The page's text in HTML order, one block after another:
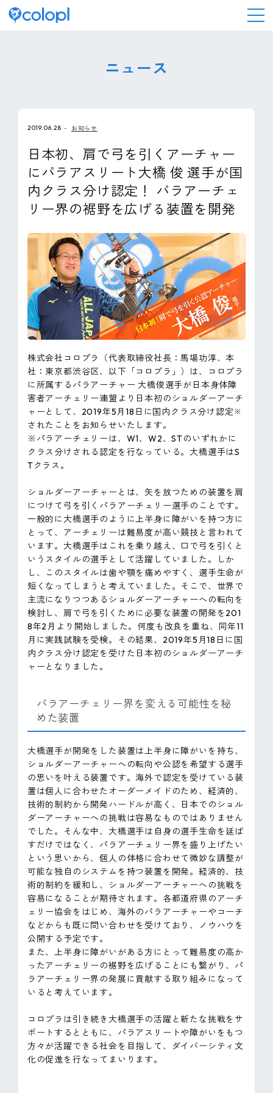
IR情報
採用情報
サステナビリティ
ピンマーク
EN
ニュース
2019.06.28 お知らせ
日本初、肩で弓を引くアーチャー
にパラアスリート大橋 俊 選手が国
内クラス分け認定！ パラアーチェ
リー界の裾野を広げる装置を開発
株式会社コロプラ（代表取締役社長：馬場功淳、本
社：東京都渋谷区、以下「コロプラ」）は、コロプラ
に所属するパラアーチャー 大橋俊選手が日本身体障
害者アーチェリー連盟より日本初のショルダーアーチ
ャーとして、2019年5月18日に国内クラス分け認定 ※
されたことをお知らせいたします。
※パラアーチェリーは、W1、W2、STのいずれかに
クラス分けされる認定を行なっている。大橋選手はS
Tクラス。
ショルダーアーチャーとは、矢を放つための装置を肩
につけて弓を引くパラアーチェリー選手のことです。
一般的に大橋選手のように上半身に障がいを持つ方に
とって、アーチェリーは難易度が高い競技と言われて
います。大橋選手はこれを乗り越え、口で弓を引くと
いうスタイルの選手として活躍していました。しか
し、このスタイルは歯や顎を痛めやすく、選手生命が
短くなってしまうと考えていました。そこで、世界で
主流になりつつあるショルダーアーチャーへの転向を
検討し、肩で弓を引くために必要な装置の開発を201
8年2月より開始しました。何度も改良を重ね、同年11
月に実践試験を受検。その結果、2019年5月18日に国
内クラス分け認定を受けた日本初のショルダーアーチ
ャーとなりました。
パラアーチェリー界を変える可能性を秘
めた装置
大橋選手が開発をした装置は上半身に障がいを持ち、
ショルダーアーチャーへの転向や公認を希望する選手
の思いを叶える装置です。海外で認定を受けている装
置は個人に合わせたオーダーメイドのため、経済的、
技術的制約から開発ハードルが高く、日本でのショル
ダーアーチャーへの挑戦は容易なものではありません
でした。そんな中、大橋選手は自身の選手生命を延ば
すだけではなく、パラアーチェリー界を盛り上げたい
という思いから、個人の体格に合わせて微妙な調整が
可能な独自のシステムを持つ装置を開発。経済的、技
術的制約を緩和し、ショルダーアーチャーへの挑戦を
容易になることが期待されます。各都道府県のアーチ
ェリー協会をはじめ、海外のパラアーチャーやコーチ
などからも既に問い合わせを受けており、ノウハウを
公開する予定です。
また、上半身に障がいがある方にとって難易度の高か
ったアーチェリーの裾野を広げることにも繋がり、パ
ラアーチェリー界の発展に貢献する取り組みになって
いると考えています。
コロプラは引き続き大橋選手の活躍と新たな挑戦をサ
ポートするとともに、パラアスリートや障がいをもつ
方々が活躍できる社会を目指して、ダイバーシティ文
化の促進を行なってまいります。